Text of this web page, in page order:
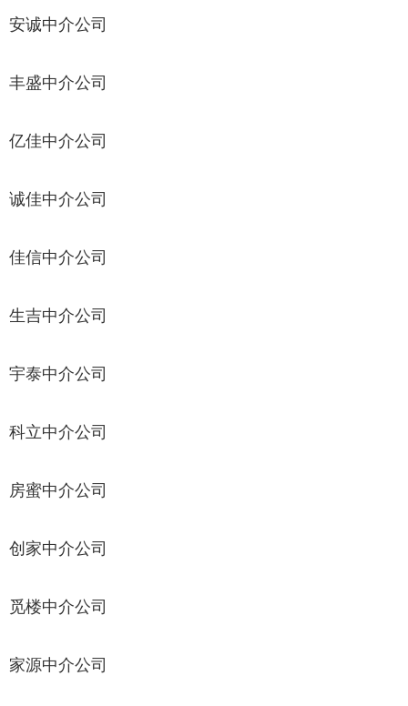
安诚中介公司
丰盛中介公司
亿佳中介公司
诚佳中介公司
佳信中介公司
生吉中介公司
宇泰中介公司
科立中介公司
房蜜中介公司
创家中介公司
觅楼中介公司
家源中介公司